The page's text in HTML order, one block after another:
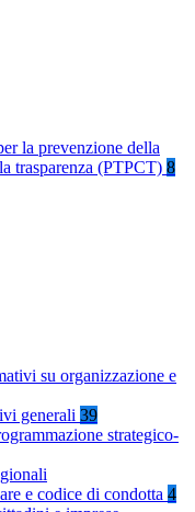
la prevenzione della
trasparenza (PTPCT) 8
su organizzazione e
generali 39
strategico-
e codice di condotta 4